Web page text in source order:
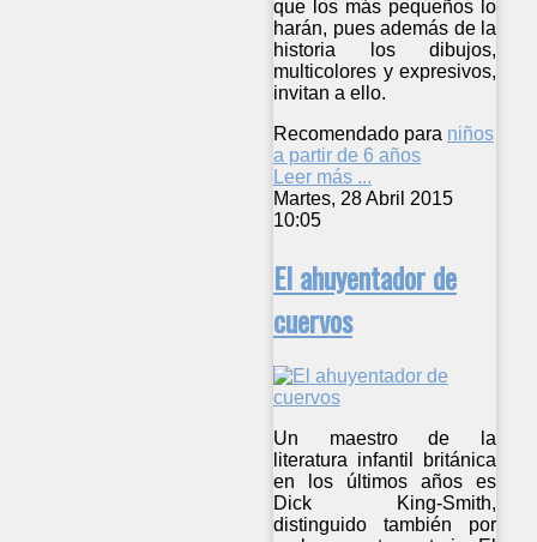
que los más pequeños lo
harán, pues además de la
historia los dibujos,
multicolores y expresivos,
invitan a ello.
Recomendado para niños
a partir de 6 años
Leer más ...
Martes, 28 Abril 2015
10:05
El ahuyentador de
cuervos
Un maestro de la
literatura infantil británica
en los últimos años es
Dick King-Smith,
distinguido también por